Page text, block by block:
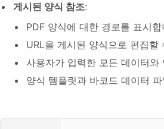
게시된 양식 참조:
PDF 양식에 대한 경로를 표시합
URL을 게시된 양식으로 편집할
사용자가 입력한 모든 데이터
양식 템플릿과 바코드 데이터